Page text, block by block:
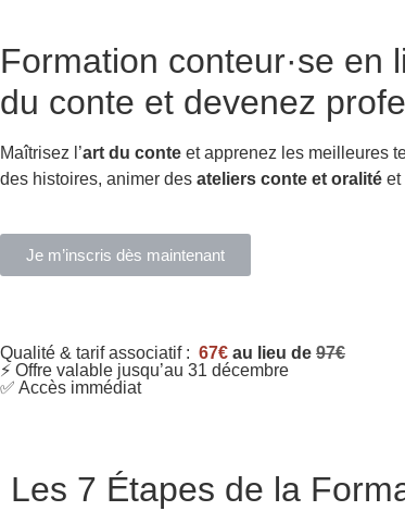
Formation conteur·se en
du conte et devenez
Maîtrisez l’art du conte et apprenez les meilleures
des histoires, animer des ateliers conte et oralité et
Je m’inscris dès maintenant
Qualité & tarif associatif : 67€ au lieu de 97€
⚡ Offre valable jusqu’au 31 décembre
✅ Accès immédiat
Les 7 Étapes de la